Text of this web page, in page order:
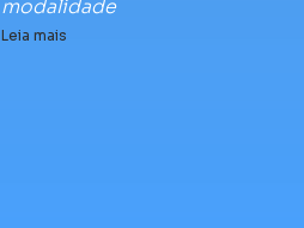
modalidade
Leia mais